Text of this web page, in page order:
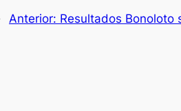
Anterior: Resultados